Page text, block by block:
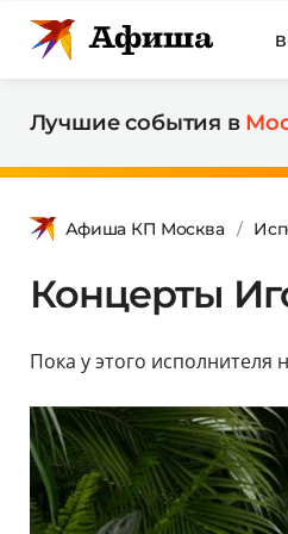
Лучшие события в
Афиша КП Москва
Концерты
Пока у этого